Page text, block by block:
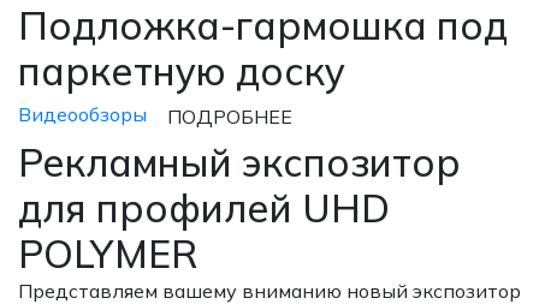
Подложка-гармошка под
паркетную доску
Видеообзоры ПОДРОБНЕЕ
Рекламный экспозитор
для профилей UHD
POLYMER
Представляем вашему вниманию новый экспозитор